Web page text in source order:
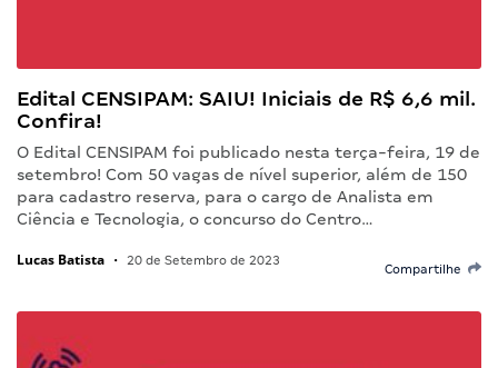
Edital CENSIPAM: SAIU! Iniciais de R$ 6,6 mil.
Confira!
O Edital CENSIPAM foi publicado nesta terça-feira, 19 de
setembro! Com 50 vagas de nível superior, além de 150
para cadastro reserva, para o cargo de Analista em
Ciência e Tecnologia, o concurso do Centro…
Lucas Batista • 20 de Setembro de 2023
Compartilhe